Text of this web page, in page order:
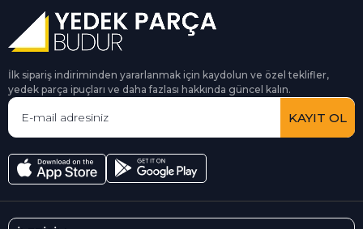
İlk sipariş indiriminden yararlanmak için kaydolun ve özel teklifler,
yedek parça ipuçları ve daha fazlası hakkında güncel kalın.
KAYIT OL